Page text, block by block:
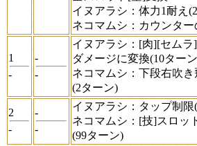
イヌアラシ：体力1耐え
ネコマムシ：カウンター
1
-
-
-
イヌアラシ：[肉][セム
ダメージに変換(10ター
ネコマムシ：下段右吹き
(2ターン)
2
-
-
-
イヌアラシ：タップ制限
ネコマムシ：[技]スロッ
(99ターン)